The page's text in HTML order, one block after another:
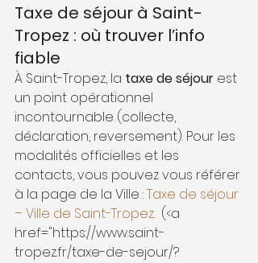
Taxe de séjour à Saint-
Tropez : où trouver l’info
fiable
À Saint-Tropez, la taxe de séjour est
un point opérationnel
incontournable (collecte,
déclaration, reversement). Pour les
modalités officielles et les
contacts, vous pouvez vous référer
à la page de la Ville : Taxe de séjour
– Ville de Saint-Tropez. (<a
href="https://www.saint-
tropez.fr/taxe-de-sejour/?